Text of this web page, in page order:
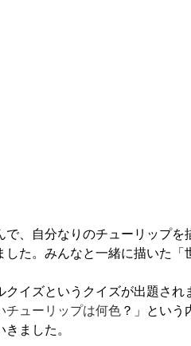
で、自分なりのチューリップ
た。みんなと一緒に描いた「
イズというクイズが出題され
チューリップは何色 ？」という
ました。